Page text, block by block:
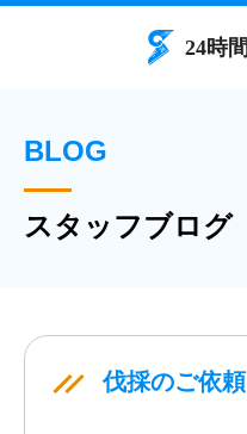
BLOG
スタッフブログ
伐採のご依頼